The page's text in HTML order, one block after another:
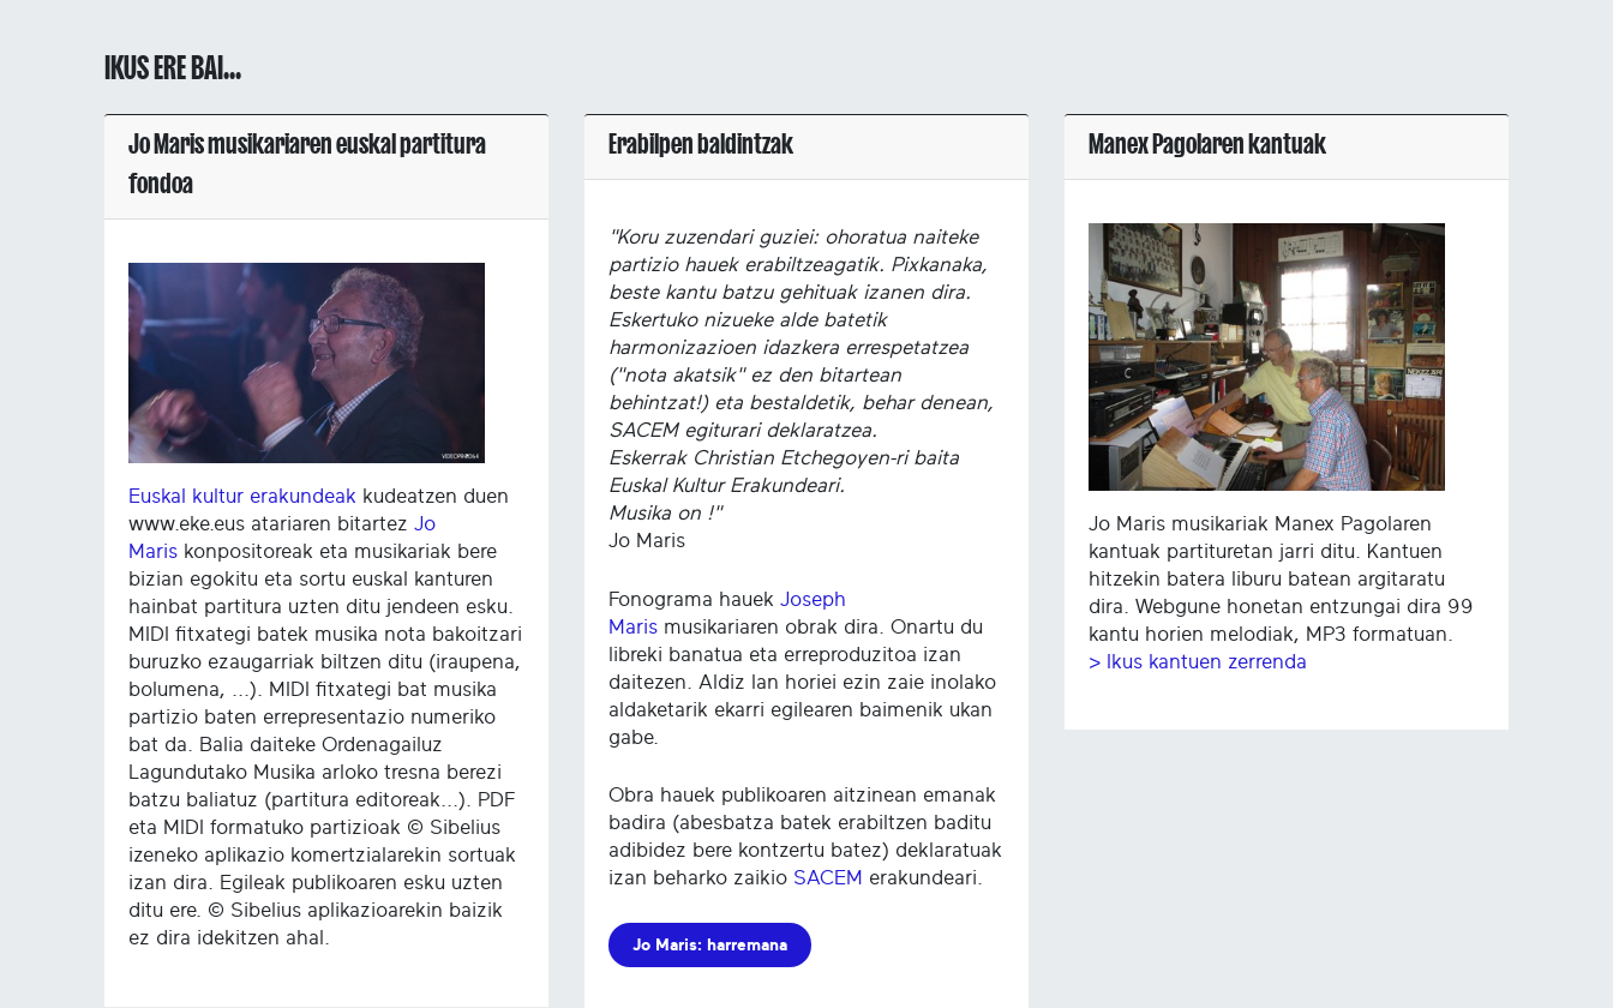
IKUS ERE BAI...
Jo Maris musikariaren euskal partitura
fondoa
Euskal kultur erakundeak kudeatzen duen
www.eke.eus atariaren bitartez Jo
Maris konpositoreak eta musikariak bere
bizian egokitu eta sortu euskal kanturen
hainbat partitura uzten ditu jendeen esku.
MIDI fitxategi batek musika nota bakoitzari
buruzko ezaugarriak biltzen ditu (iraupena,
bolumena, ...). MIDI fitxategi bat musika
partizio baten errepresentazio numeriko
bat da. Balia daiteke Ordenagailuz
Lagundutako Musika arloko tresna berezi
batzu baliatuz (partitura editoreak...). PDF
eta MIDI formatuko partizioak © Sibelius
izeneko aplikazio komertzialarekin sortuak
izan dira. Egileak publikoaren esku uzten
ditu ere. © Sibelius aplikazioarekin baizik
ez dira idekitzen ahal.
Erabilpen baldintzak
"Koru zuzendari guziei: ohoratua naiteke
partizio hauek erabiltzeagatik. Pixkanaka,
beste kantu batzu gehituak izanen dira.
Eskertuko nizueke alde batetik
harmonizazioen idazkera errespetatzea
("nota akatsik" ez den bitartean
behintzat!) eta bestaldetik, behar denean,
SACEM egiturari deklaratzea.
Eskerrak Christian Etchegoyen-ri baita
Euskal Kultur Erakundeari.
Musika on !"
Jo Maris
Fonograma hauek Joseph
Maris musikariaren obrak dira. Onartu du
libreki banatua eta erreproduzitoa izan
daitezen. Aldiz lan horiei ezin zaie inolako
aldaketarik ekarri egilearen baimenik ukan
gabe.
Obra hauek publikoaren aitzinean emanak
badira (abesbatza batek erabiltzen baditu
adibidez bere kontzertu batez) deklaratuak
izan beharko zaikio SACEM erakundeari.
Jo Maris: harremana
Manex Pagolaren kantuak
Jo Maris musikariak Manex Pagolaren
kantuak partituretan jarri ditu. Kantuen
hitzekin batera liburu batean argitaratu
dira. Webgune honetan entzungai dira 99
kantu horien melodiak, MP3 formatuan.
> Ikus kantuen zerrenda